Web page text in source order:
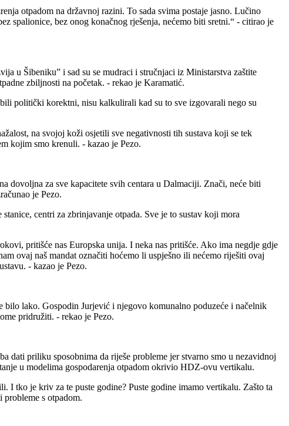
otpadom na državnoj razini. To sada svima postaje jasno. Lučino
spalionice, bez onog konačnog rješenja, nećemo biti sretni.“ - citirao je
u Šibeniku” i sad su se mudraci i stručnjaci iz Ministarstva zaštite
zbiljnosti na početak. - rekao je Karamatić.
politički korektni, nisu kalkulirali kad su to sve izgovarali nego su
na svojoj koži osjetili sve negativnosti tih sustava koji se tek
kojim smo krenuli. - kazao je Pezo.
dovoljna za sve kapacitete svih centara u Dalmaciji. Znači, neće biti
je Pezo.
centri za zbrinjavanje otpada. Sve je to sustav koji mora
pritišće nas Europska unija. I neka nas pritišće. Ako ima negdje gdje
ovaj naš mandat označiti hoćemo li uspješno ili nećemo riješiti ovaj
- kazao je Pezo.
bilo lako. Gospodin Jurjević i njegovo komunalno poduzeće i načelnik
pridružiti. - rekao je Pezo.
dati priliku sposobnima da riješe probleme jer stvarno smo u nezavidnoj
u modelima gospodarenja otpadom okrivio HDZ-ovu vertikalu.
tko je kriv za te puste godine? Puste godine imamo vertikalu. Zašto ta
s otpadom.